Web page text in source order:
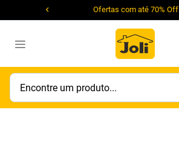
Ofertas com até 70% Off
Encontre um produto...